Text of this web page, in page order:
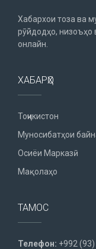
Хабархои тоза ва
рӯйдодҳо, низоъҳо
онлайн.
ХАБАРҲО
Тоҷикистон
Муносибатҳои
Осиёи Марказӣ
Мақолаҳо
ТАМОС
Телефон: +992